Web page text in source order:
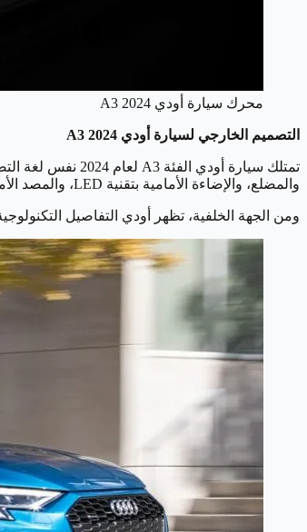
محرك سيارة أودي A3 2024
التصميم الخارجي لسيارة أودي A3 2024
والمضلع، والإضاءة الأمامية بتقنية LED، والمصد الأمامي الذي يتسم بالزوايا الحادة، إلى جانب العجلات الرياضية المصنوعة من الألمنيوم بقياس 18 إنش، مما يمنحها مظهرًا رياضيًا وأنيقًا.
ومن الجهة الخلفية، تظهر أودي التفاصيل